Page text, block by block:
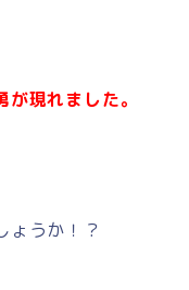
現れました。
ょうか！？